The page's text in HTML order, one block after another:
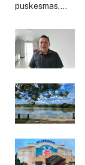
puskesmas,…